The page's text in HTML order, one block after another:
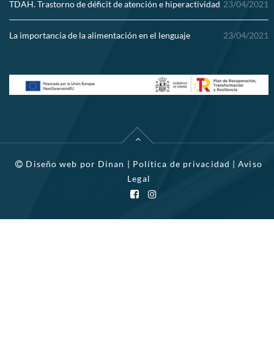
TDAH. Trastorno de déficit de atención e hiperactividad 23/04/2021
La importancia de la alimentación en el lenguaje 23/04/2021
Diseño web por Dinan | Política de privacidad |Aviso
Legal